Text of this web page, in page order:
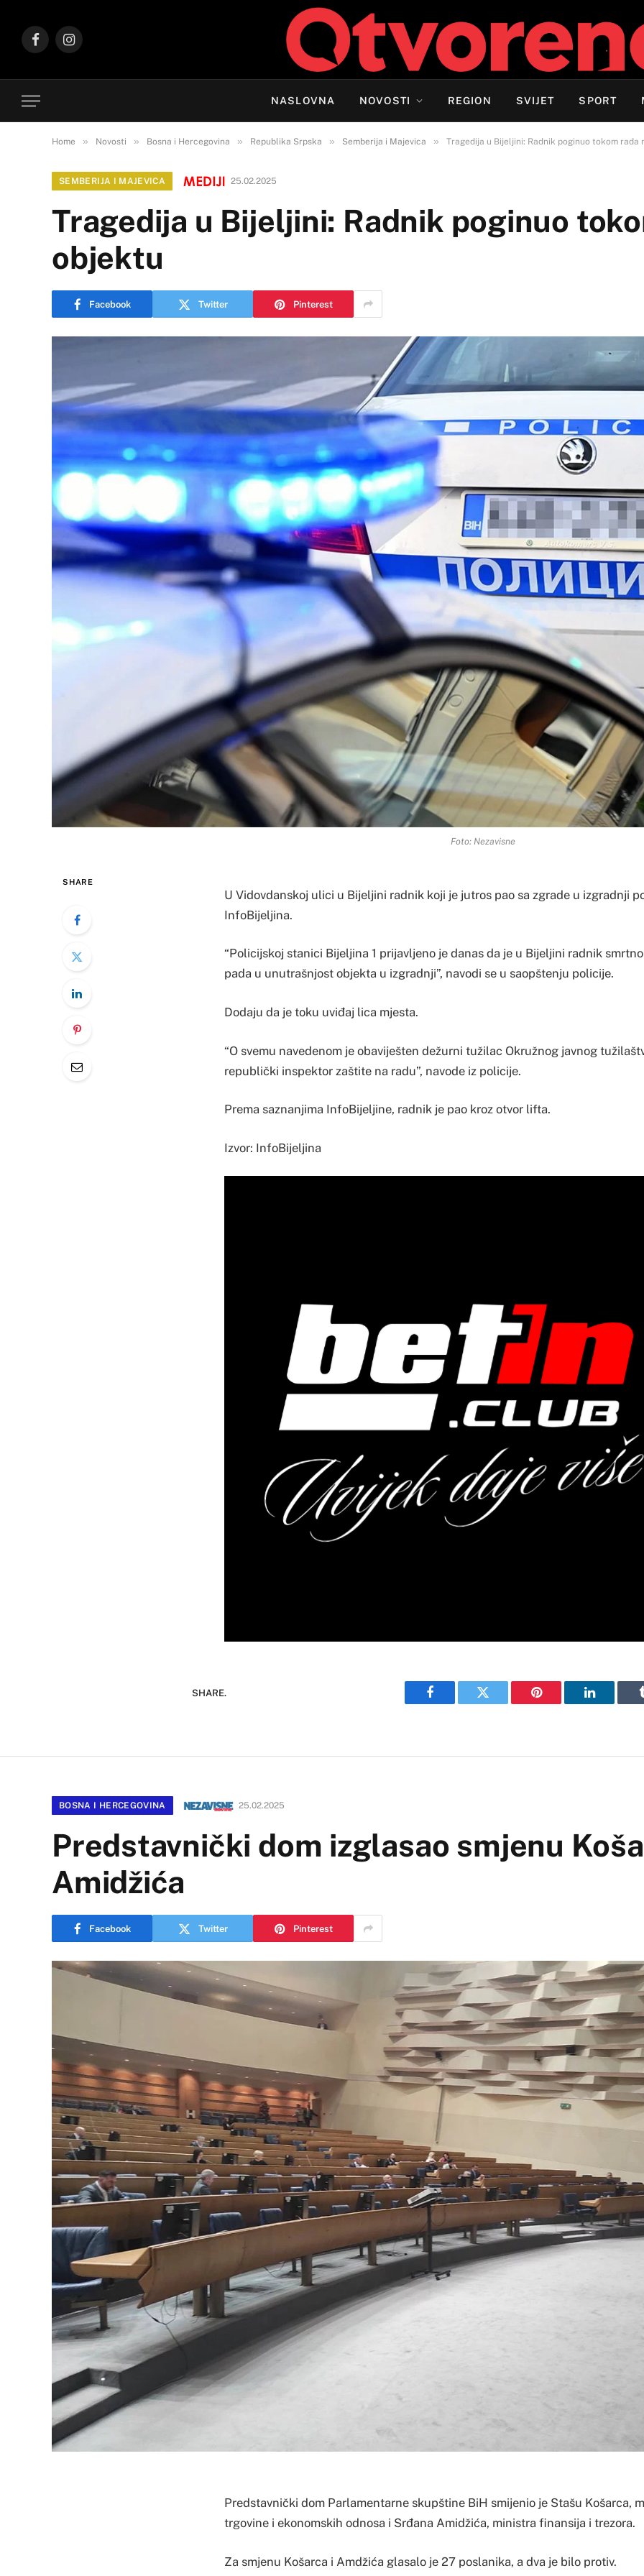
FacebookInstagram
NASLOVNA NOVOSTI REGION SVIJET SPORT
Home » Novosti » Bosna i Hercegovina » Republika Srpska » Semberija i Majevica » Tragedija u Bijeljini: Radnik poginuo tokom rada
SEMBERIJA I MAJEVICA 25.02.2025
Tragedija u Bijeljini: Radnik poginuo
objektu
Facebook Twitter Pinterest
Foto: Nezavisne
SHARE
U Vidovdanskoj ulici u Bijeljini radnik koji je jutros pao sa zgrade u izgradnji
InfoBijeljina.
“Policijskoj stanici Bijeljina 1 prijavljeno je danas da je u Bijeljini radnik
pada u unutrašnjost objekta u izgradnji”, navodi se u saopštenju policije.
Dodaju da je toku uviđaj lica mjesta.
“O svemu navedenom je obaviješten dežurni tužilac Okružnog javnog
republički inspektor zaštite na radu”, navode iz policije.
Prema saznanjima InfoBijeljine, radnik je pao kroz otvor lifta.
Izvor: InfoBijeljina
SHARE.
Facebook Twitter Pinterest LinkedIn
BOSNA I HERCEGOVINA 25.02.2025
Predstavnički dom izglasao smjenu
Amidžića
Facebook Twitter Pinterest
Predstavnički dom Parlamentarne skupštine BiH smijenio je Stašu Košarca,
trgovine i ekonomskih odnosa i Srđana Amidžića, ministra finansija i trezora.
Za smjenu Košarca i Amdžića glasalo je 27 poslanika, a dva je bilo protiv.